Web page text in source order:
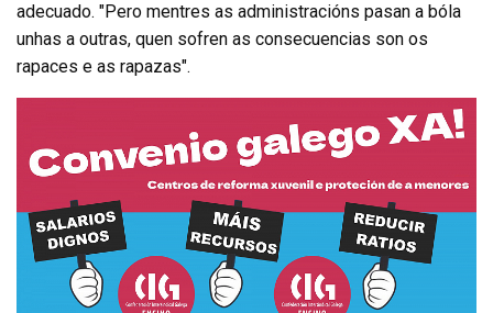
adecuado. "Pero mentres as administracións pasan a bóla
unhas a outras, quen sofren as consecuencias son os
rapaces e as rapazas".